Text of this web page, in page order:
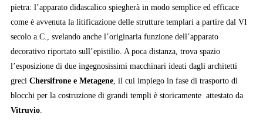
pietra: l’apparato didascalico spiegherà in modo semplice ed efficace
come è avvenuta la litificazione delle strutture templari a partire dal VI
secolo a.C., svelando anche l’originaria funzione dell’apparato
decorativo riportato sull’epistilio. A poca distanza, trova spazio
l’esposizione di due ingegnosissimi macchinari ideati dagli architetti
greci Chersifrone e Metagene, il cui impiego in fase di trasporto di
blocchi per la costruzione di grandi templi è storicamente attestato da
Vitruvio.